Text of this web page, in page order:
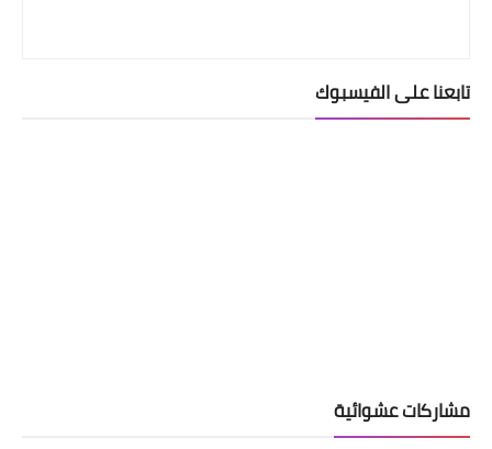
تابعنا على الفيسبوك
مشاركات عشوائية